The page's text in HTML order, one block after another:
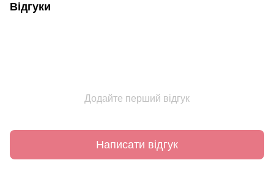
Відгуки
Додайте перший відгук
Написати відгук